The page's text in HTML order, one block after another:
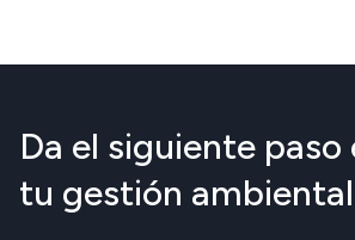
Da el siguiente paso
tu gestión ambiental